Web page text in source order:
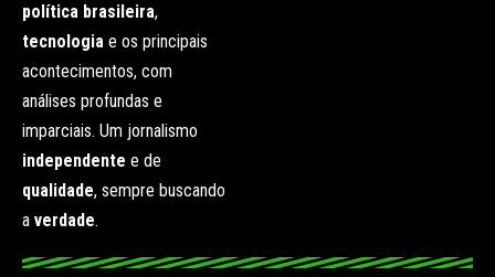
política brasileira,
tecnologia e os principais
acontecimentos, com
análises profundas e
imparciais. Um jornalismo
independente e de
qualidade, sempre buscando
a verdade.